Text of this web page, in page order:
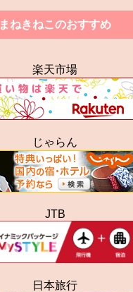
まねきねこのおすすめ
楽天市場
じゃらん
JTB
日本旅行